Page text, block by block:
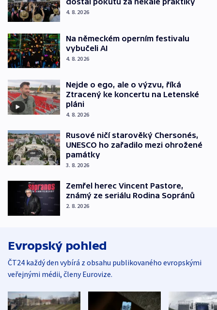
4. 8. 2026
Na německém operním festivalu
vybučeli AI
4. 8. 2026
Nejde o ego, ale o výzvu, říká
Ztracený ke koncertu na Letenské
pláni
4. 8. 2026
Rusové ničí starověký Chersonés,
UNESCO ho zařadilo mezi ohrožené
památky
3. 8. 2026
Zemřel herec Vincent Pastore,
známý ze seriálu Rodina Sopránů
2. 8. 2026
Evropský pohled
ČT24 každý den vybírá z obsahu publikovaného evropskými
veřejnými médii, členy Eurovize.